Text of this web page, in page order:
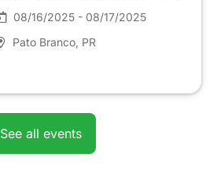
08/16/2025 - 08/17/2025
Pato Branco , PR
See all events